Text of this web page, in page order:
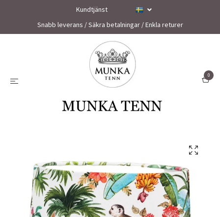
Kundtjänst
Snabb leverans / Säkra betalningar / Enkla returer
0